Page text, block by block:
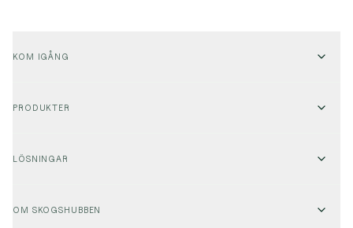
KOM IGÅNG
PRODUKTER
LÖSNINGAR
OM SKOGSHUBBEN